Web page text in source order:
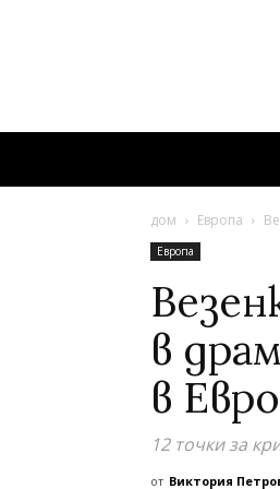
дом Европа
Европа
в
в
12 точки за
от Виктория